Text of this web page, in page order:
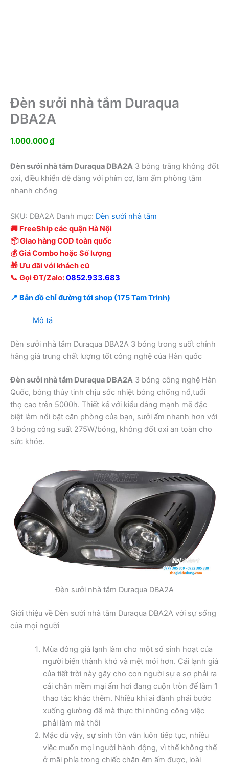
Đèn sưởi nhà tắm Duraqua
DBA2A
1.000.000₫
Đèn sưởi nhà tắm Duraqua DBA2A 3 bóng trắng không đốt
oxi, điều khiển dễ dàng với phím cơ, làm ấm phòng tắm
nhanh chóng
SKU: DBA2A Danh mục:Đèn sưởi nhà tắm
🚚 FreeShip các quận Hà Nội
📦 Giao hàng COD toàn quốc
💰 Giá Combo hoặc Số lượng
🎁 Ưu đãi với khách cũ
📞 Gọi ĐT/Zalo:0852.933.683
📍 Bản đồ chỉ đường tới shop (175 Tam Trinh)
Mô tả
Đèn sưởi nhà tắm Duraqua DBA2A 3 bóng trong suốt chính
hãng giá trung chất lượng tốt công nghệ của Hàn quốc
Đèn sưởi nhà tắm Duraqua DBA2A 3 bóng công nghệ Hàn
Quốc, bóng thủy tinh chịu sốc nhiệt bóng chống nổ,tuổi
thọ cao trên 5000h. Thiết kế với kiểu dáng mạnh mẽ đặc
biệt làm nổi bật căn phòng của bạn, sưởi ấm nhanh hơn với
3 bóng công suất 275W/bóng, không đốt oxi an toàn cho
sức khỏe.
Đèn sưởi nhà tắm Duraqua DBA2A
Giới thiệu về Đèn sưởi nhà tắm Duraqua DBA2A với sự sống
của mọi người
Mùa đông giá lạnh làm cho một số sinh hoạt của
người biến thành khó và mệt mỏi hơn. Cái lạnh giá
của tiết trời này gây cho con người sự e sợ phải ra
cái chăn mềm mại ấm hơi đang cuộn tròn để làm 1
thao tác khác thêm. Nhiều khi ai đành phải bước
xuống giường để mà thực thi những công việc
phải làm mà thôi
Mặc dù vậy, sự sinh tồn vẫn luôn tiếp tục, nhiều
việc muốn mọi người hành động, vì thế không thể
ở mãi phía trong chiếc chăn êm ấm được, loài